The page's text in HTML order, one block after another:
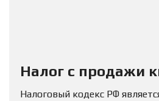
Налог с продажи
Налоговый кодекс РФ